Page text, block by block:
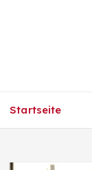
Startseite